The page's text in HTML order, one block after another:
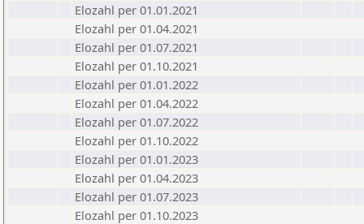
Elozahl per 01.01.2021
Elozahl per 01.04.2021
Elozahl per 01.07.2021
Elozahl per 01.10.2021
Elozahl per 01.01.2022
Elozahl per 01.04.2022
Elozahl per 01.07.2022
Elozahl per 01.10.2022
Elozahl per 01.01.2023
Elozahl per 01.04.2023
Elozahl per 01.07.2023
Elozahl per 01.10.2023